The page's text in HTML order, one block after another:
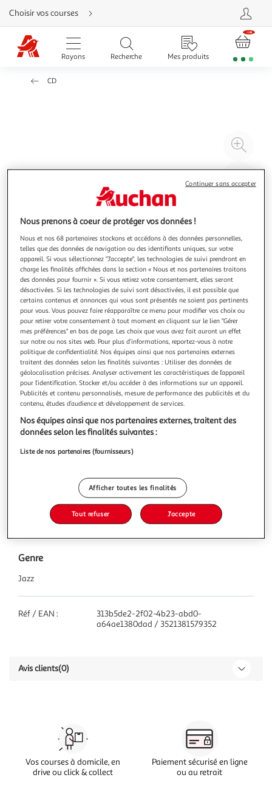
Aller
directement
au
contenu
Aller
directement
Aller
d'aide
Choisir vos courses
Rayons Recherche Mes produits
CD
à
LABEL LABEL
Vermeilles
Vermeilles par Rouge : Un album jazz ambitieux et
envoûtantDécouvrez Vermeilles , le deuxième album du
trio Rouge signé chez Label Bleu, où le piano de Madeleine
Cazenave dialogue avec la contrebasse de Sylvain Didou et
la batterie de Boris Louvet. Une œuvre audacieuse qui mêle
improvisation maîtri
En savoir +
Vous voulez connaître le prix de ce produit ?
Afficher le prix
Caractéristiques
Genre
Jazz
Réf / EAN :
313b5de2-2f02-4b23-abd0-
a64ae1380dad / 3521381579352
Avis clients(0)
Vos courses à domicile, en
drive ou click & collect
Paiement sécurisé en ligne
ou au retrait
Nous prenons à coeur de protéger vos données !
Nous et nos 68 partenaires stockons et accédons à des données personnelles,
telles que des données de navigation ou des identifiants uniques, sur votre
appareil. Si vous sélectionnez "J'accepte", les technologies de suivi prendront en
charge les finalités affichées dans la section « Nous et nos partenaires traitons
des données pour fournir ». Si vous retirez votre consentement, elles seront
désactivées. Si les technologies de suivi sont désactivées, il est possible que
certains contenus et annonces qui vous sont présentés ne soient pas pertinents
pour vous. Vous pouvez faire réapparaître ce menu pour modifier vos choix ou
pour retirer votre consentement à tout moment en cliquant sur le lien "Gérer
mes préférences" en bas de page. Les choix que vous avez fait auront un effet
sur notre ou nos sites web. Pour plus d’informations, reportez-vous à notre
politique de confidentialité. Nos équipes ainsi que nos partenaires externes
traitent des données selon les finalités suivantes : Utiliser des données de
géolocalisation précises. Analyser activement les caractéristiques de l’appareil
pour l’identification. Stocker et/ou accéder à des informations sur un appareil.
Publicités et contenu personnalisés, mesure de performance des publicités et du
contenu, études d’audience et développement de services.
Nos équipes ainsi que nos partenaires externes, traitent des
données selon les finalités suivantes :
Liste de nos partenaires (fournisseurs)
Afficher toutes les finalités
Tout refuser J'accepte
Continuer sans accepter